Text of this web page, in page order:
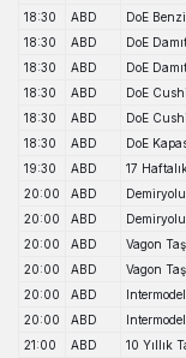
18:30
ABD DoE
18:30
ABD DoE
18:30
ABD DoE
18:30
ABD DoE
18:30
ABD DoE
18:30
ABD DoE
19:30
ABD 17
20:00
ABD
20:00
ABD
20:00
ABD Vagon
20:00
ABD Vagon
20:00
ABD
20:00
ABD
21:00
ABD 10 Yıllık